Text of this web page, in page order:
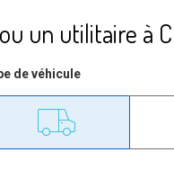
un utilitaire à
de véhicule